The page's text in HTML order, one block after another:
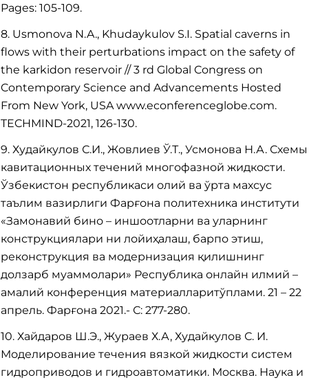
Pages: 105-109.
8. Usmonova N.A., Khudaykulov S.I. Spatial caverns in
flows with their perturbations impact on the safety of
the karkidon reservoir // 3 rd Global Congress on
Contemporary Science and Advancements Hosted
From New York, USA www.econferenceglobe.com.
TECHMIND-2021, 126-130.
9. Худайкулов С.И., Жовлиев Ў.Т., Усмонова Н.А. Схемы
кавитационных течений многофазной жидкости.
Ўзбекистон республикаси олий ва ўрта махсус
таълим вазирлиги Фарғона политехника институти
«Замонавий бино – иншоотларни ва уларнинг
конструкциялари ни лойиҳалаш, барпо этиш,
реконструкция ва модернизация қилишнинг
долзарб муаммолари» Республика онлайн илмий –
амалий конференция материалларитўплами. 21 – 22
апрель. Фарғона 2021.- С: 277-280.
10. Хайдаров Ш.Э., Жураев Х.А, Худайкулов С. И.
Моделирование течения вязкой жидкости систем
гидроприводов и гидроавтоматики. Москва. Наука и